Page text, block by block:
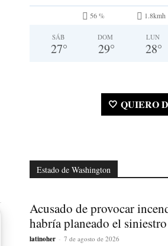
56 % 1.8kmh
SÁB
27°
DOM
29°
LUN
28°
🤍 QUIERO
Estado de Washington
Acusado de provocar
habría planeado el
latinoher - 7 de agosto de 2026